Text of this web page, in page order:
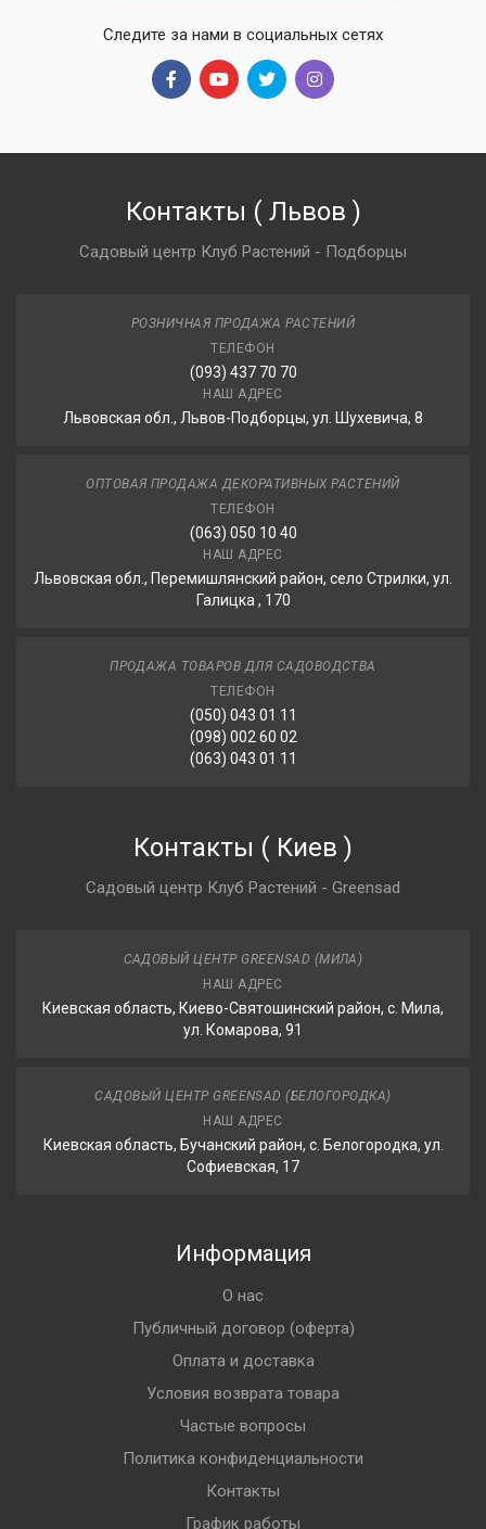
Следите за нами в социальных сетях
Контакты ( Львов )
Садовый центр Клуб Растений - Подборцы
РОЗНИЧНАЯ ПРОДАЖА РАСТЕНИЙ
ТЕЛЕФОН
(093) 437 70 70
НАШ АДРЕС
Львовская обл., Львов-Подборцы, ул. Шухевича, 8
ОПТОВАЯ ПРОДАЖА ДЕКОРАТИВНЫХ РАСТЕНИЙ
ТЕЛЕФОН
(063) 050 10 40
НАШ АДРЕС
Львовская обл., Перемишлянский район, село Стрилки, ул.
Галицка , 170
ПРОДАЖА ТОВАРОВ ДЛЯ САДОВОДСТВА
ТЕЛЕФОН
(050) 043 01 11
(098) 002 60 02
(063) 043 01 11
Контакты ( Киев )
Садовый центр Клуб Растений - Greensad
САДОВЫЙ ЦЕНТР GREENSAD (МИЛА)
НАШ АДРЕС
Киевская область, Киево-Святошинский район, с. Мила,
ул. Комарова, 91
САДОВЫЙ ЦЕНТР GREENSAD (БЕЛОГОРОДКА)
НАШ АДРЕС
Киевская область, Бучанский район, с. Белогородка, ул.
Софиевская, 17
Информация
О нас
Публичный договор (оферта)
Оплата и доставка
Условия возврата товара
Частые вопросы
Политика конфиденциальности
Контакты
График работы